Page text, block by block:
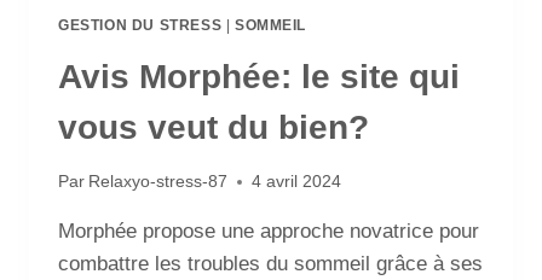
GESTION DU STRESS | SOMMEIL
Avis Morphée: le site qui
vous veut du bien?
Par Relaxyo-stress-87 4 avril 2024
Morphée propose une approche novatrice pour
combattre les troubles du sommeil grâce à ses